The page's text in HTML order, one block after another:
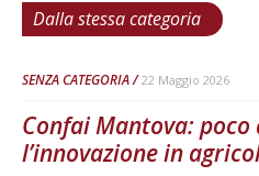
Dalla stessa categoria
SENZA CATEGORIA 22 Maggio 2026
Confai Mantova:
l’innovazione in